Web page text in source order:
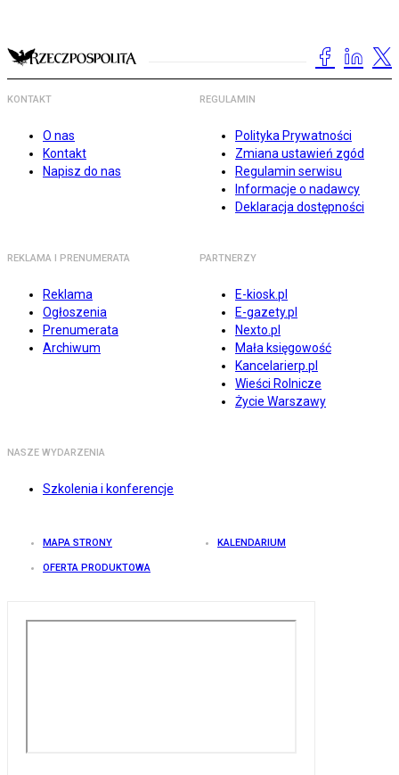
KONTAKT
O nas
Kontakt
Napisz do nas
REGULAMIN
Polityka Prywatności
Zmiana ustawień zgód
Regulamin serwisu
Informacje o nadawcy
Deklaracja dostępności
REKLAMA I PRENUMERATA
Reklama
Ogłoszenia
Prenumerata
Archiwum
PARTNERZY
E-kiosk.pl
E-gazety.pl
Nexto.pl
Mała księgowość
Kancelarierp.pl
Wieści Rolnicze
Życie Warszawy
NASZE WYDARZENIA
Szkolenia i konferencje
MAPA STRONY KALENDARIUM
OFERTA PRODUKTOWA